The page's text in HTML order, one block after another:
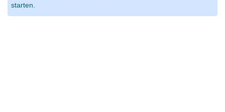
starten.